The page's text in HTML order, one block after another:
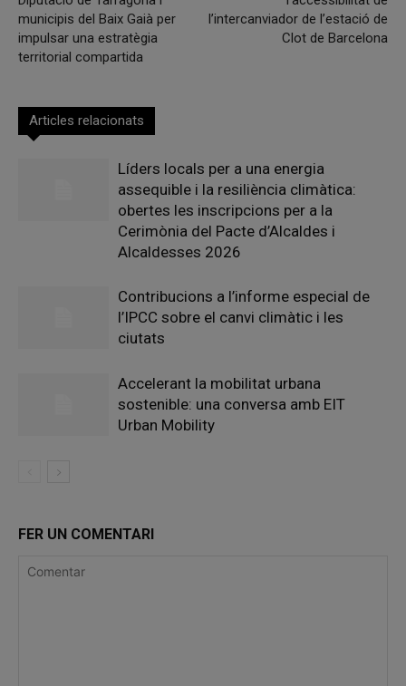
municipis del Baix Gaià per
impulsar una estratègia
territorial compartida
l’intercanviador de l’estació de
Clot de Barcelona
Articles relacionats
Líders locals per a una energia
assequible i la resiliència climàtica:
obertes les inscripcions per a la
Cerimònia del Pacte d’Alcaldes i
Alcaldesses 2026
Contribucions a l’informe especial de
l’IPCC sobre el canvi climàtic i les
ciutats
Accelerant la mobilitat urbana
sostenible: una conversa amb EIT
Urban Mobility
FER UN COMENTARI